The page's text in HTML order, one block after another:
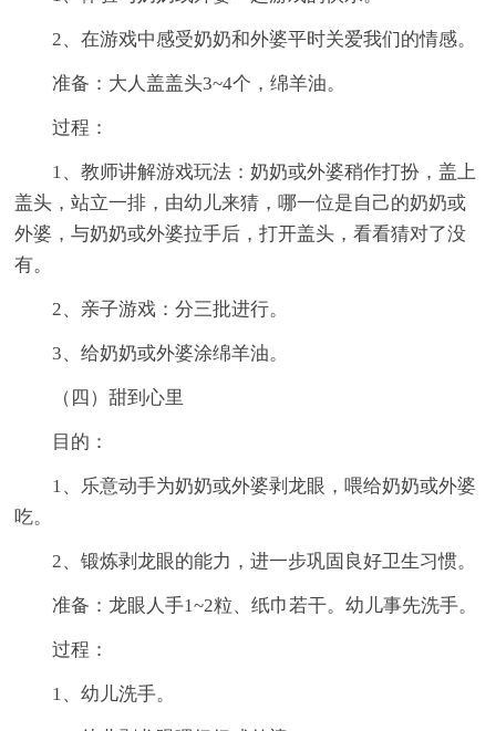
2、在游戏中感受奶奶和外婆平时关爱我们的情感。
准备：大人盖盖头3~4个，绵羊油。
过程：
1、教师讲解游戏玩法：奶奶或外婆稍作打扮，盖上
盖头，站立一排，由幼儿来猜，哪一位是自己的奶奶或
外婆，与奶奶或外婆拉手后，打开盖头，看看猜对了没
有。
2、亲子游戏：分三批进行。
3、给奶奶或外婆涂绵羊油。
（四）甜到心里
目的：
1、乐意动手为奶奶或外婆剥龙眼，喂给奶奶或外婆
吃。
2、锻炼剥龙眼的能力，进一步巩固良好卫生习惯。
准备：龙眼人手1~2粒、纸巾若干。幼儿事先洗手。
过程：
1、幼儿洗手。